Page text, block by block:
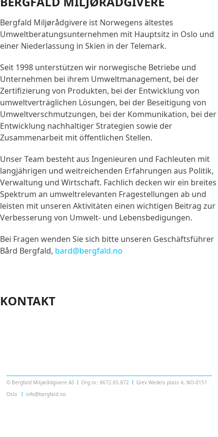
Bergfald Miljørådgivere ist Norwegens ältestes
Umweltberatungsunternehmen mit Hauptsitz in Oslo und
einer Niederlassung in Skien in der Telemark.
Seit 1998 unterstützen wir norwegische Betriebe und
Unternehmen bei ihrem Umweltmanagement, bei der
Zertifizierung von Produkten, bei der Entwicklung von
umweltverträglichen Lösungen, bei der Beseitigung von
Umweltverschmutzungen, bei der Kommunikation, bei der
Entwicklung nachhaltiger Strategien sowie der
Zusammenarbeit mit öffentlichen Stellen.
Unser Team besteht aus Ingenieuren und Fachleuten mit
langjährigen und weitreichenden Erfahrungen aus Politik,
Verwaltung und Wirtschaft. Fachlich decken wir ein breites
Spektrum an umweltrelevanten Fragestellungen ab und
leisten mit unseren Aktivitäten einen wichtigen Beitrag zur
Verbesserung von Umwelt- und Lebensbedigungen.
Bei Fragen wenden Sie sich bitte unseren Geschäftsführer
Bård Bergfald, bard@bergfald.no
KONTAKT
© Bergfald Miljørådgivere AS Ι Org.nr.: 8672.65.872 Ι Grev Wedels plass 4, NO-0151
Oslo Ι info@bergfald.no